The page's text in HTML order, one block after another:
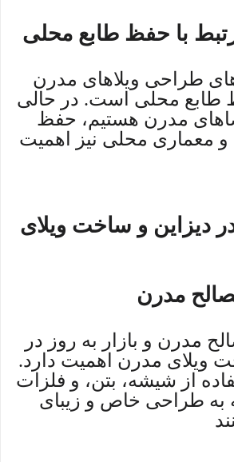
با حفظ طابع محلی
طراحی ویلاهای مدرن
طابع محلی است. در حالی
مدرن هستیم، حفظ
معماری محلی نیز اهمیت
دیزاین و ساخت ویلای
مدرن
مدرن و بازار به روز در
ویلای مدرن اهمیت دارد.
از شیشه، بتن، و فلزات
طراحی خاص و زیبای